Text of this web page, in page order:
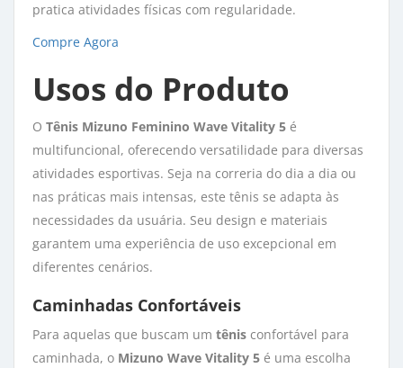
pratica atividades físicas com regularidade.
Compre Agora
Usos do Produto
O Tênis Mizuno Feminino Wave Vitality 5 é
multifuncional, oferecendo versatilidade para diversas
atividades esportivas. Seja na correria do dia a dia ou
nas práticas mais intensas, este tênis se adapta às
necessidades da usuária. Seu design e materiais
garantem uma experiência de uso excepcional em
diferentes cenários.
Caminhadas Confortáveis
Para aquelas que buscam um tênis confortável para
caminhada, o Mizuno Wave Vitality 5 é uma escolha